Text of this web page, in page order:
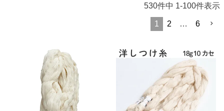
530件中 1-100件表示
1 2 … 6